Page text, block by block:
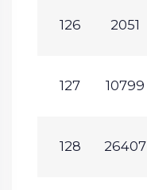
126 2051
127 10799
128 26407